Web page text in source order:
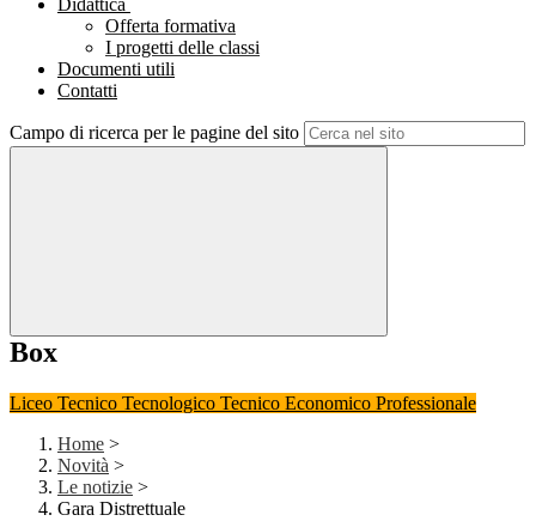
Didattica
Offerta formativa
I progetti delle classi
Documenti utili
Contatti
Campo di ricerca per le pagine del sito
Box
Liceo Tecnico Tecnologico Tecnico Economico Professionale
Home >
Novità >
Le notizie >
Gara Distrettuale